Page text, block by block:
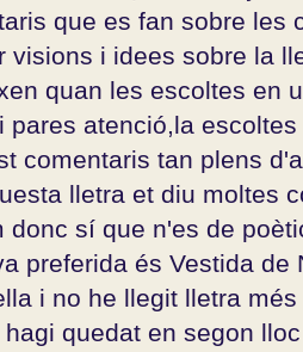
que es fan sobre les
visions i idees sobre la
quan les escoltes en
pares atenció,la
comentaris tan plens
lletra et diu moltes
donc sí que n'es de
preferida és Vestida
i no he llegit lletra
quedat en segon